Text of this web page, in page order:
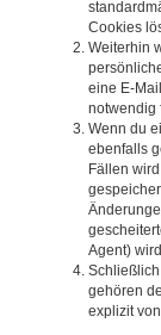
Cookies
Weiterhin
eine E-
notwendig
Wenn du
ebenfalls
Fällen
Agent)
gehören
explizit